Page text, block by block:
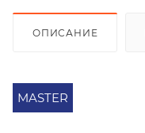
ОПИСАНИЕ
MASTER